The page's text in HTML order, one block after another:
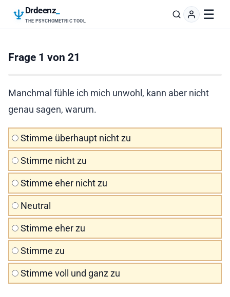
Drdeenz
THE PSYCHOMETRIC TOOL ☰
Frage 1 von 21
Manchmal fühle ich mich unwohl, kann aber nicht
genau sagen, warum.
Stimme überhaupt nicht zu
Stimme nicht zu
Stimme eher nicht zu
Neutral
Stimme eher zu
Stimme zu
Stimme voll und ganz zu